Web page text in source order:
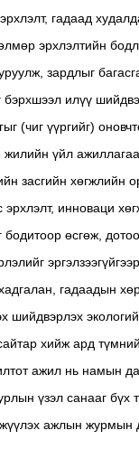
гадаад
эрхлэлтийн
зардлыг
бэрхшээл илүү
(чиг үүргийг)
үйл
засгийн
инноваци
бодитоор өсгөж,
гадаадын
шийдвэрлэх
хийж ард
ажил нь намын
үзэл санааг
ажлын журмын